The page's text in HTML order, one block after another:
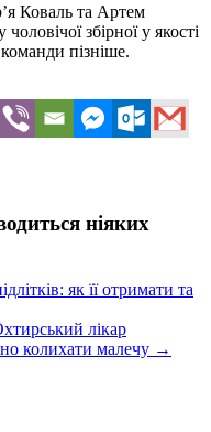
Коваль та Артем
збірної у якості
пізніше.
ніяких
як її отримати та
лікар
колихати малечу →